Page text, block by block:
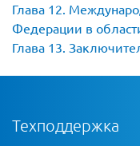
Глава 12.
Федерации в
Глава 13.
Техподдержка